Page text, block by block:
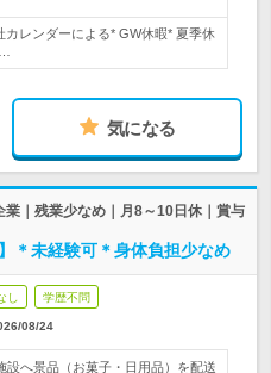
レンダーによる* GW休暇* 夏季休
気になる
｜残業少なめ｜月8～10日休｜賞与
＊未経験可＊身体負担少なめ
し 学歴不問
08/24
設へ景品（お菓子・日用品）を配送